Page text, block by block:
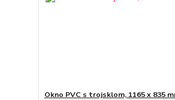
Okno PVC s trojsklom, 1165 x 835